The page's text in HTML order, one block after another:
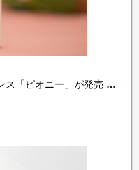
ス「ピオニー」が発売 …